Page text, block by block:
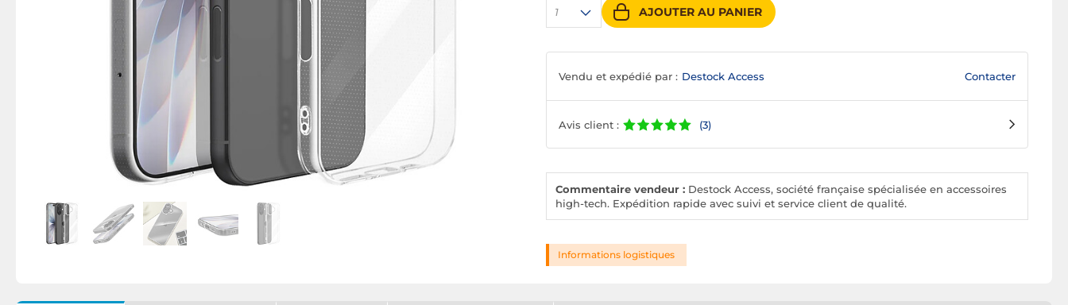
1 AJOUTER AU PANIER
Vendu et expédié par : Destock Access Contacter
Avis client : (3)
Commentaire vendeur : Destock Access, société française spécialisée en accessoires
high-tech. Expédition rapide avec suivi et service client de qualité.
Informations logistiques